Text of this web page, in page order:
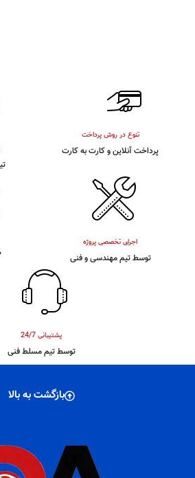
تنوع در روش پرداخت
پرداخت آنلاین و کارت به کارت
اجرای تخصصی پروژه
توسط تیم مهندسی و فنی
پشتیبانی 24/7
توسط تیم مسلط فنی
بازگشت به بالا